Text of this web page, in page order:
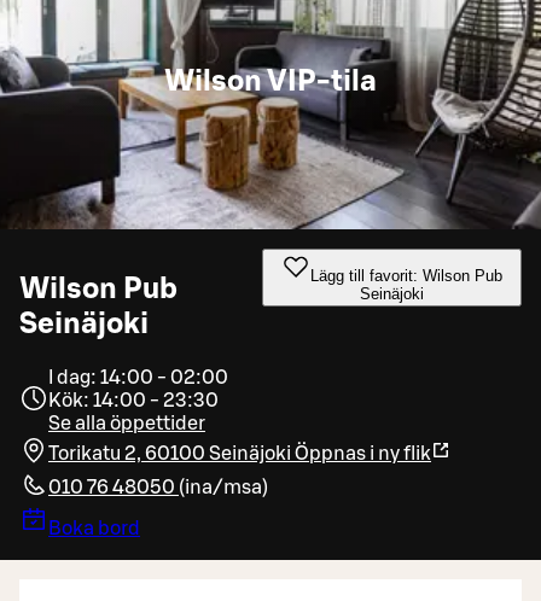
Wilson VIP-tila
Wilson Pub
Seinäjoki
Lägg till favorit: Wilson Pub
Seinäjoki
I dag: 14:00 - 02:00
Kök: 14:00 - 23:30
Se alla öppettider
Torikatu 2, 60100 Seinäjoki Öppnas i ny flik
010 76 48050 (ina/msa)
Boka bord